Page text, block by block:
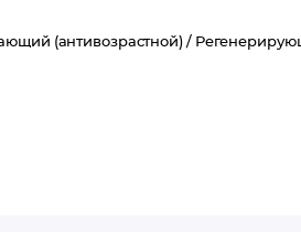
(антивозрастной) /